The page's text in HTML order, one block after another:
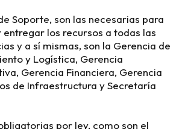
Soporte, son las necesarias para
entregar los recursos a todas las
y a sí mismas, son la Gerencia de
y Logística, Gerencia
Gerencia Financiera, Gerencia
de Infraestructura y Secretaría
por ley, como son el